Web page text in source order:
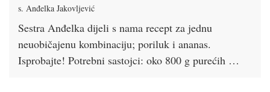
s. Anđelka Jakovljević
Sestra Anđelka dijeli s nama recept za jednu
neuobičajenu kombinaciju; poriluk i ananas.
Isprobajte! Potrebni sastojci: oko 800 g purećih …